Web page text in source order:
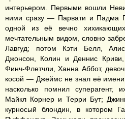
интерьером. Первыми вошли
ними сразу — Парвати и Падма
одной из её вечно
мечтательным видом, словно
Лавгуд; потом Кэти Белл,
Джонсон, Колин и Деннис
Финч-Флетчли, Ханна Аббот,
косой — Джеймс не знал её
насколько помнил суперагент,
Майкл Корнер и Терри Бут;
курносый блондин, в котором